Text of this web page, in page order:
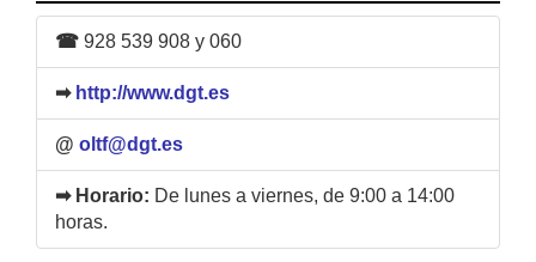
☎ 928 539 908 y 060
➡ http://www.dgt.es
@ oltf@dgt.es
➡ Horario: De lunes a viernes, de 9:00 a 14:00
horas.